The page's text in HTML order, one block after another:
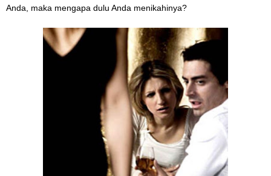
Anda, maka mengapa dulu Anda menikahinya?